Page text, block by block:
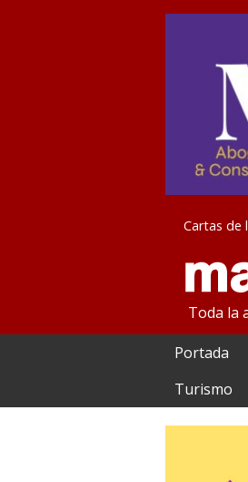
Cartas de
Toda la
Portada
Turismo